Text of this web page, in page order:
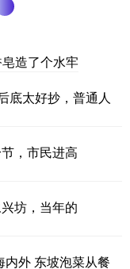
造了个水牢
底太好抄，普通人
，市民进高
坊，当年的
外 东坡泡菜从餐